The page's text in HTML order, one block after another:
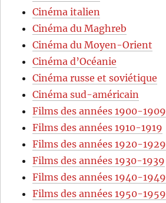
Cinéma italien
Cinéma du Maghreb
Cinéma du Moyen-Orient
Cinéma d’Océanie
Cinéma russe et soviétique
Cinéma sud-américain
Films des années 1900-1909
Films des années 1910-1919
Films des années 1920-1929
Films des années 1930-1939
Films des années 1940-1949
Films des années 1950-1959